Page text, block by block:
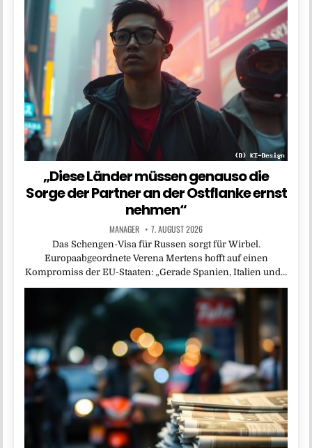
„Diese Länder müssen genauso die
Sorge der Partner an der Ostflanke ernst
nehmen“
MANAGER 7. AUGUST 2026
Das Schengen-Visa für Russen sorgt für Wirbel.
Europaabgeordnete Verena Mertens hofft auf einen
Kompromiss der EU-Staaten: „Gerade Spanien, Italien und…